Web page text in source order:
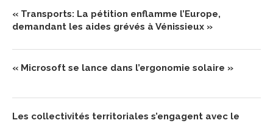
« Transports: La pétition enflamme l’Europe,
demandant les aides grévés à Vénissieux »
« Microsoft se lance dans l’ergonomie solaire »
Les collectivités territoriales s’engagent avec le